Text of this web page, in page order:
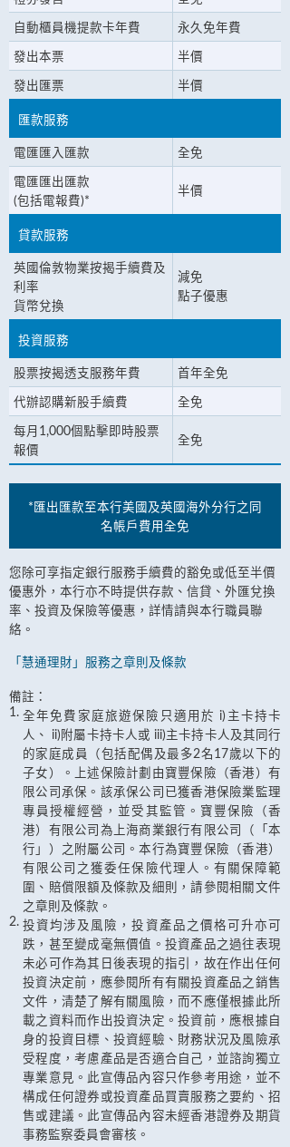
自動櫃員機提款卡年費 永久免年費
發出本票 半價
發出匯票 半價
匯款服務
電匯匯入匯款 全免
電匯匯出匯款
(包括電報費)*
半價
貸款服務
英國倫敦物業按揭手續費及
利率
貨幣兌換
減免
點子優惠
投資服務
股票按揭透支服務年費 首年全免
代辦認購新股手續費 全免
每月1,000個點擊即時股票
報價
全免
*匯出匯款至本行美國及英國海外分行之同
名帳戶費用全免
您除可享指定銀行服務手續費的豁免或低至半價
優惠外，本行亦不時提供存款、信貸、外匯兌換
率、投資及保險等優惠，詳情請與本行職員聯
絡。
「慧通理財」服務之章則及條款
備註：
1. 全年免費家庭旅遊保險只適用於 i)主卡持卡
人、 ii)附屬卡持卡人或 iii)主卡持卡人及其同行
的家庭成員（包括配偶及最多2名17歲以下的
子女）。上述保險計劃由寶豐保險（香港）有
限公司承保。該承保公司已獲香港保險業監理
專員授權經營，並受其監管。寶豐保險（香
港）有限公司為上海商業銀行有限公司（「本
行」）之附屬公司。本行為寶豐保險（香港）
有限公司之獲委任保險代理人。有關保障範
圍、賠償限額及條款及細則，請參閱相關文件
之章則及條款。
2. 投資均涉及風險，投資產品之價格可升亦可
跌，甚至變成毫無價值。投資產品之過往表現
未必可作為其日後表現的指引，故在作出任何
投資決定前，應參閱所有有關投資產品之銷售
文件，清楚了解有關風險，而不應僅根據此所
載之資料而作出投資決定。投資前，應根據自
身的投資目標、投資經驗、財務狀況及風險承
受程度，考慮產品是否適合自己，並諮詢獨立
專業意見。此宣傳品內容只作參考用途，並不
構成任何證券或投資產品買賣服務之要約、招
售或建議。此宣傳品內容未經香港證券及期貨
事務監察委員會審核。